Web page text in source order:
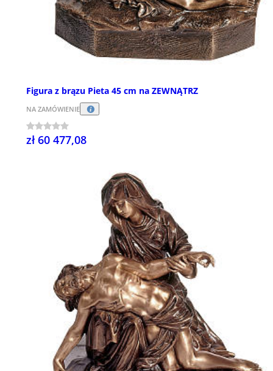
Figura z brązu Pieta 45 cm na ZEWNĄTRZ
NA ZAMÓWIENIE
zł 60 477,08